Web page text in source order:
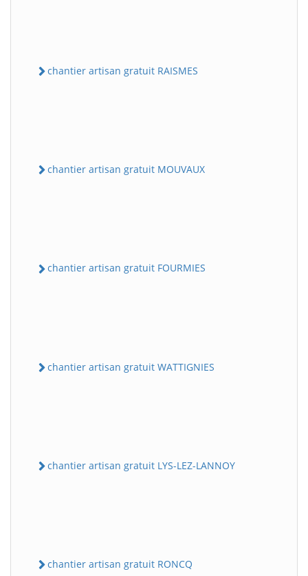
chantier artisan gratuit RAISMES
chantier artisan gratuit MOUVAUX
chantier artisan gratuit FOURMIES
chantier artisan gratuit WATTIGNIES
chantier artisan gratuit LYS-LEZ-LANNOY
chantier artisan gratuit RONCQ